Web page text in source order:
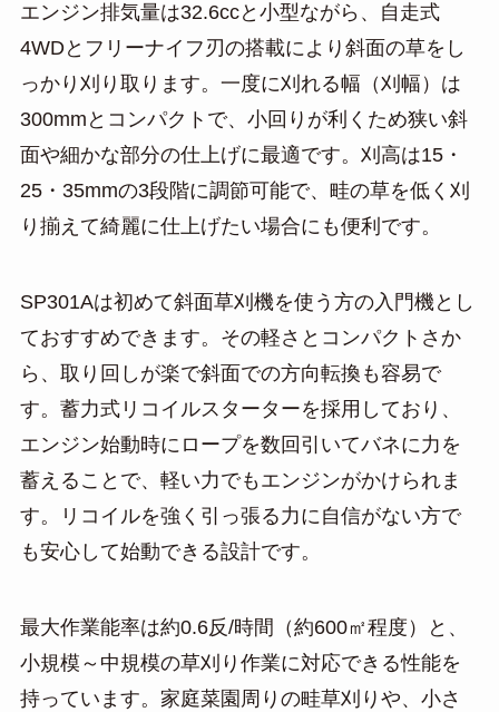
エンジン排気量は32.6ccと小型ながら、自走式
4WDとフリーナイフ刃の搭載により斜面の草をし
っかり刈り取ります。一度に刈れる幅（刈幅）は
300mmとコンパクトで、小回りが利くため狭い斜
面や細かな部分の仕上げに最適です。刈高は15・
25・35mmの3段階に調節可能で、畦の草を低く刈
り揃えて綺麗に仕上げたい場合にも便利です。
SP301Aは初めて斜面草刈機を使う方の入門機とし
ておすすめできます。その軽さとコンパクトさか
ら、取り回しが楽で斜面での方向転換も容易で
す。蓄力式リコイルスターターを採用しており、
エンジン始動時にロープを数回引いてバネに力を
蓄えることで、軽い力でもエンジンがかけられま
す。リコイルを強く引っ張る力に自信がない方で
も安心して始動できる設計です。
最大作業能率は約0.6反/時間（約600㎡程度）と、
小規模～中規模の草刈り作業に対応できる性能を
持っています。家庭菜園周りの畦草刈りや、小さ